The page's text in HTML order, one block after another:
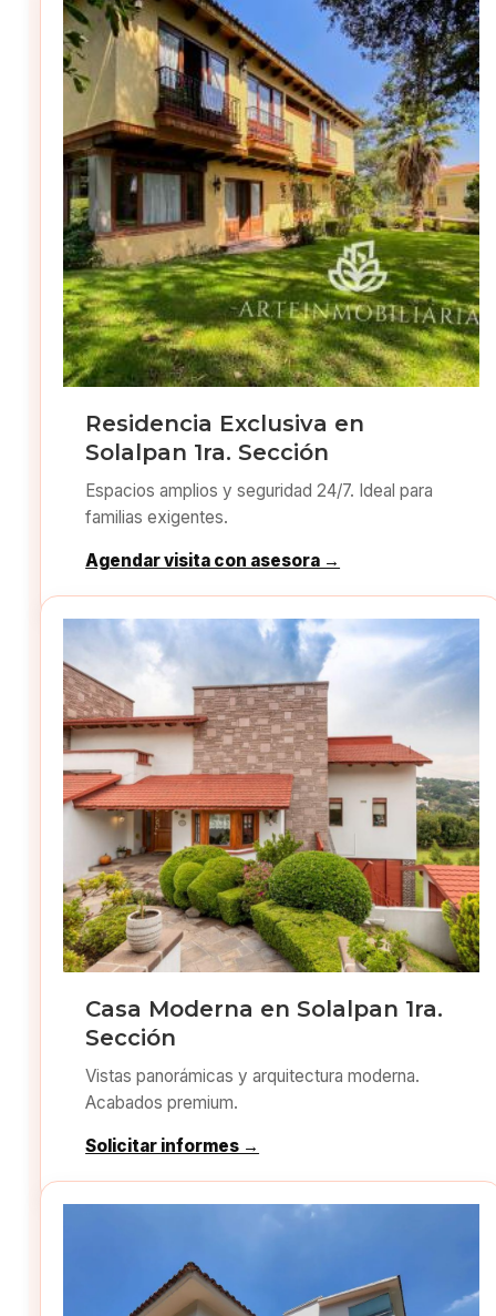
Residencia Exclusiva en
Solalpan 1ra. Sección
Espacios amplios y seguridad 24/7. Ideal para
familias exigentes.
Agendar visita con asesora →
Casa Moderna en Solalpan 1ra.
Sección
Vistas panorámicas y arquitectura moderna.
Acabados premium.
Solicitar informes →